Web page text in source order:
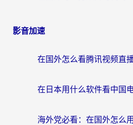
影音加速